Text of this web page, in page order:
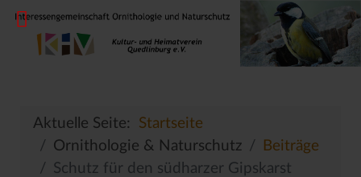
Aktuelle Seite: Startseite
Ornithologie & Naturschutz
Beiträge
Schutz für den südharzer Gipskarst